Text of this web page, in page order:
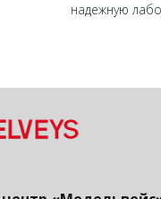
надежную